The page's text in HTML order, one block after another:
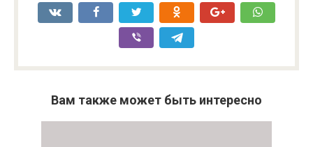
Вам также может быть интересно